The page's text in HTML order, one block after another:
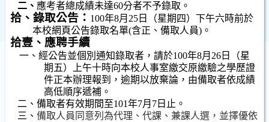
二、 應考者總成績未達60分者不予錄取。
拾、錄取公告： 100年8月 25 日
（星期四）下午六時前於
本校網頁公告錄取名單(含正、備取人員) 。
拾壹、應聘手續
一、經公告並個別通知錄取者，請於100年8月 26 日
（星
期五）上午十時向本校人事室繳交原繳驗之學歷證
件正本辦理報到，逾期以放棄論，由備取者依成績
高低順序遞補。
二、備取者有效期間至101年7月 7 日止。
三、 備取人員同意列為代理、代課、兼課人選，並擇優依